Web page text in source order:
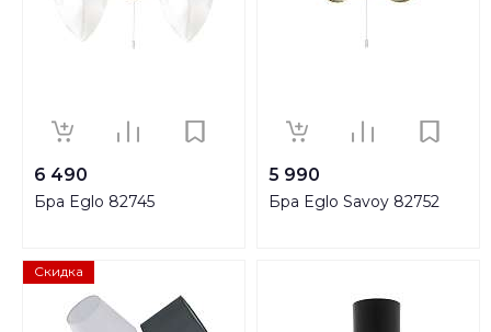
6 490
Бра Eglo 82745
5 990
Бра Eglo Savoy 82752
Скидка